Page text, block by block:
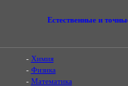
Естественные и
- Химия
- Физика
- Математика